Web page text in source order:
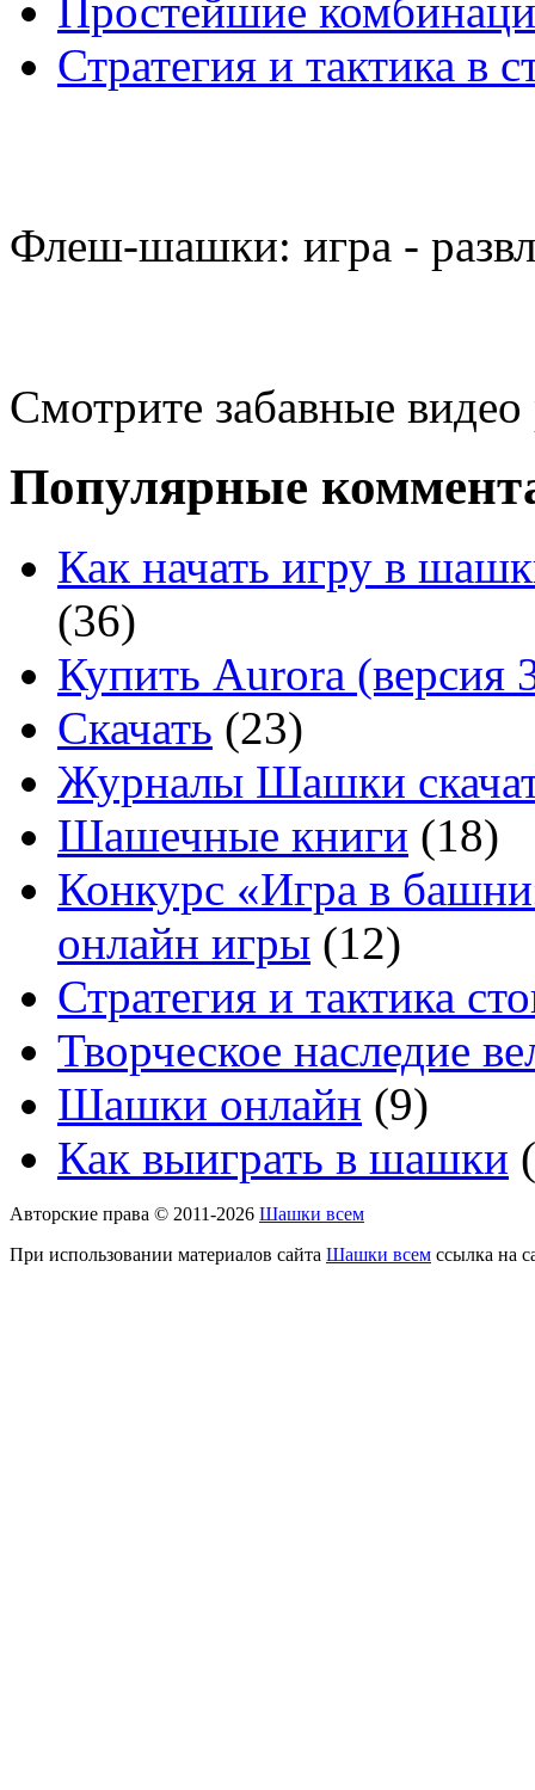
Простейшие
Стратегия и тактика в
Флеш-шашки: игра -
Смотрите забавные
Популярные
Как начать игру в
(36)
Купить Aurora (версия
Скачать (23)
Журналы Шашки
Шашечные книги (18)
Конкурс «Игра в
онлайн игры (12)
Стратегия и тактика
Творческое наследие
Шашки онлайн (9)
Как выиграть в шашки
Авторские права © 2011-2026 Шашки всем
При использовании материалов сайта Шашки всем ссылка на